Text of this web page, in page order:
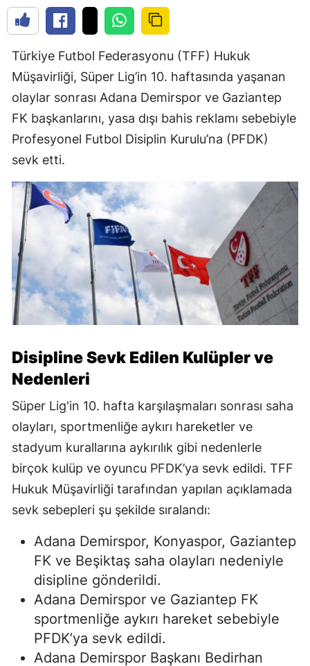
Türkiye Futbol Federasyonu (TFF) Hukuk
Müşavirliği, Süper Lig’in 10. haftasında yaşanan
olaylar sonrası Adana Demirspor ve Gaziantep
FK başkanlarını, yasa dışı bahis reklamı sebebiyle
Profesyonel Futbol Disiplin Kurulu’na (PFDK)
sevk etti.
Disipline Sevk Edilen Kulüpler ve
Nedenleri
Süper Lig'in 10. hafta karşılaşmaları sonrası saha
olayları, sportmenliğe aykırı hareketler ve
stadyum kurallarına aykırılık gibi nedenlerle
birçok kulüp ve oyuncu PFDK’ya sevk edildi. TFF
Hukuk Müşavirliği tarafından yapılan açıklamada
sevk sebepleri şu şekilde sıralandı:
Adana Demirspor, Konyaspor, Gaziantep
FK ve Beşiktaş saha olayları nedeniyle
disipline gönderildi.
Adana Demirspor ve Gaziantep FK
sportmenliğe aykırı hareket sebebiyle
PFDK’ya sevk edildi.
Adana Demirspor Başkanı Bedirhan